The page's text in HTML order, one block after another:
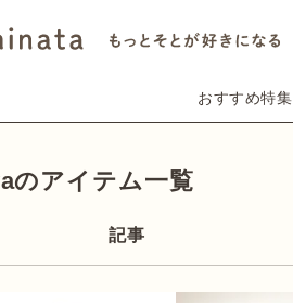
おすすめ特集
のアイテム一覧
記事